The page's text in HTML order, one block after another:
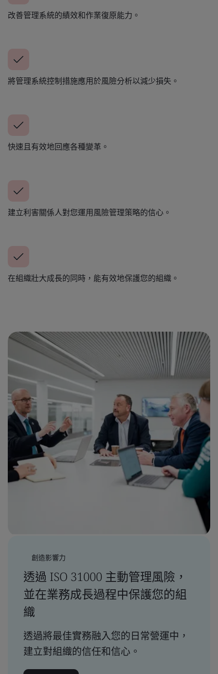
改善管理系統的績效和作業復原能力。
將管理系統控制措施應用於風險分析以減少損失。
快速且有效地回應各種變革。
建立利害關係人對您運用風險管理策略的信心。
在組織壯大成長的同時，能有效地保護您的組織。
創造影響力
透過 ISO 31000 主動管理風險，
並在業務成長過程中保護您的組
織
透過將最佳實務融入您的日常營運中，
建立對組織的信任和信心。